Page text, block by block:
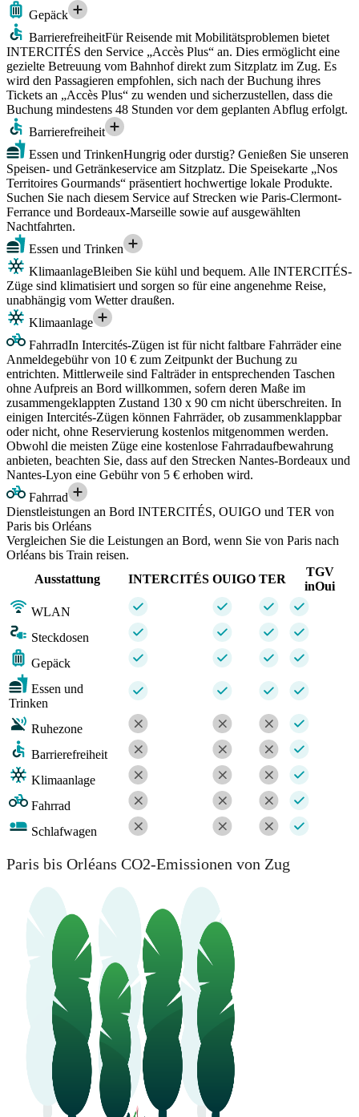
Gepäck
BarrierefreiheitFür Reisende mit Mobilitätsproblemen bietet
INTERCITÉS den Service „Accès Plus“ an. Dies ermöglicht eine
gezielte Betreuung vom Bahnhof direkt zum Sitzplatz im Zug. Es
wird den Passagieren empfohlen, sich nach der Buchung ihres
Tickets an „Accès Plus“ zu wenden und sicherzustellen, dass die
Buchung mindestens 48 Stunden vor dem geplanten Abflug erfolgt.
Barrierefreiheit
Essen und TrinkenHungrig oder durstig? Genießen Sie unseren
Speisen- und Getränkeservice am Sitzplatz. Die Speisekarte „Nos
Territoires Gourmands“ präsentiert hochwertige lokale Produkte.
Suchen Sie nach diesem Service auf Strecken wie Paris-Clermont-
Ferrance und Bordeaux-Marseille sowie auf ausgewählten
Nachtfahrten.
Essen und Trinken
KlimaanlageBleiben Sie kühl und bequem. Alle INTERCITÉS-
Züge sind klimatisiert und sorgen so für eine angenehme Reise,
unabhängig vom Wetter draußen.
Klimaanlage
FahrradIn Intercités-Zügen ist für nicht faltbare Fahrräder eine
Anmeldegebühr von 10 € zum Zeitpunkt der Buchung zu
entrichten. Mittlerweile sind Falträder in entsprechenden Taschen
ohne Aufpreis an Bord willkommen, sofern deren Maße im
zusammengeklappten Zustand 130 x 90 cm nicht überschreiten. In
einigen Intercités-Zügen können Fahrräder, ob zusammenklappbar
oder nicht, ohne Reservierung kostenlos mitgenommen werden.
Obwohl die meisten Züge eine kostenlose Fahrradaufbewahrung
anbieten, beachten Sie, dass auf den Strecken Nantes-Bordeaux und
Nantes-Lyon eine Gebühr von 5 € erhoben wird.
Fahrrad
Dienstleistungen an Bord INTERCITÉS, OUIGO und TER von
Paris bis Orléans
Vergleichen Sie die Leistungen an Bord, wenn Sie von Paris nach
Orléans bis Train reisen.
Ausstattung
INTERCITÉS OUIGO TER
TGV
inOui
WLAN
Steckdosen
Gepäck
Essen und
Trinken
Ruhezone
Barrierefreiheit
Klimaanlage
Fahrrad
Schlafwagen
Paris bis Orléans CO2-Emissionen von Zug